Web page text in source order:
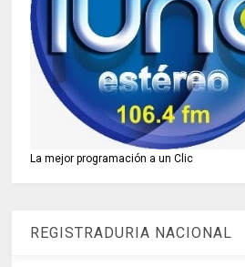
La mejor programación a un Clic
REGISTRADURIA NACIONAL